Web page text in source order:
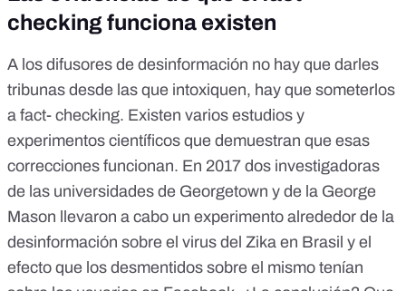
checking funciona existen
A los difusores de desinformación no hay que darles
tribunas desde las que intoxiquen, hay que someterlos
a fact- checking. Existen varios estudios y
experimentos científicos que demuestran que esas
correcciones funcionan. En 2017 dos investigadoras
de las universidades de Georgetown y de la George
Mason llevaron a cabo un experimento alrededor de la
desinformación sobre el virus del Zika en Brasil y el
efecto que los desmentidos sobre el mismo tenían